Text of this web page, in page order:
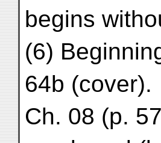
begins
(6)
64b (cover).
Ch. 08 (p.